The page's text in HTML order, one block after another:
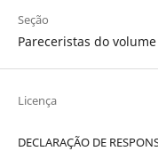
Seção
Pareceristas do volume
Licença
DECLARAÇÃO DE